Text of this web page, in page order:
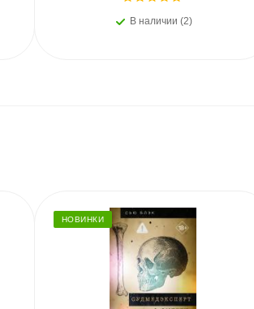
В наличии (2)
НОВИНКИ